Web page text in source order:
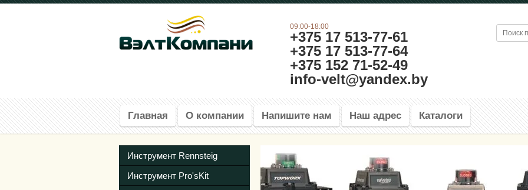
09:00-18:00
+375 17 513-77-61
+375 17 513-77-64
+375 152 71-52-49
info-velt@yandex.by
Главная О компании Напишите нам Наш адрес Каталоги
Инструмент Rennsteig
Инструмент Pro'sKit